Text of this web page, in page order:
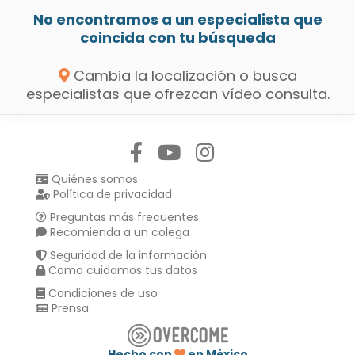
No encontramos a un especialista que
coincida con tu búsqueda
Cambia la localización o busca
especialistas que ofrezcan vídeo consulta.
Quiénes somos
Política de privacidad
Preguntas más frecuentes
Recomienda a un colega
Seguridad de la información
Como cuidamos tus datos
Condiciones de uso
Prensa